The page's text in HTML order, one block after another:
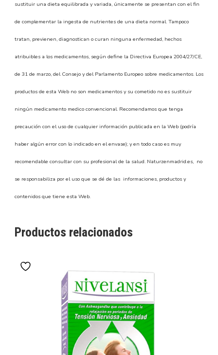
sustituir una dieta equilibrada y variada, únicamente se presentan con el fin
de complementar la ingesta de nutrientes de una dieta normal. Tampoco
tratan, previenen, diagnostican o curan ninguna enfermedad, hechos
atribuibles a los medicamentos, según define la Directiva Europea 2004/27/CE,
de 31 de marzo, del Consejo y del Parlamento Europeo sobre medicamentos. Los
productos de esta Web no son medicamentos y su cometido no es sustituir
ningún medicamento medico convencional. Recomendamos que tenga
precaución con el uso de cualquier información publicada en la Web (podría
haber algún error con lo indicado en el envase); y en todo caso es muy
recomendable consultar con su profesional de la salud. Naturzenmadrid.es, no
se responsabiliza por el uso que se dé de las informaciones, productos y
contenidos que tiene esta Web.
Productos relacionados